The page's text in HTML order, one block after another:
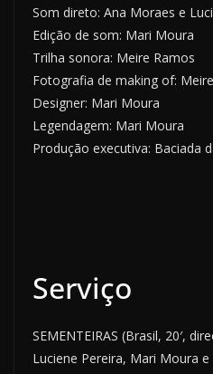
Som direto: Ana Moraes e
Edição de som: Mari Moura
Trilha sonora: Meire Ramos
Fotografia de making of:
Designer: Mari Moura
Legendagem: Mari Moura
Produção executiva: Baciada
Serviço
SEMENTEIRAS (Brasil, 20′,
Luciene Pereira, Mari Moura